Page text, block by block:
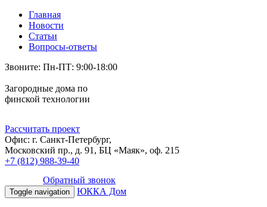
Главная
Новости
Статьи
Вопросы-ответы
Звоните: Пн-ПТ: 9:00-18:00
Загородные дома по
финской технологии
Рассчитать проект
Офис: г. Санкт-Петербург,
Московский пр., д. 91, БЦ «Маяк», оф. 215
+7 (812) 988-39-40
Обратный звонок
Toggle navigation ЮККА Дом